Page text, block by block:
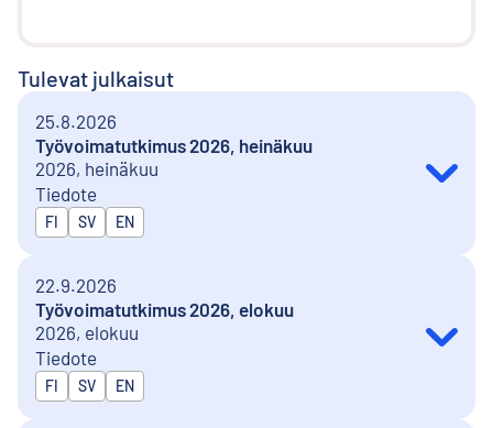
Tulevat julkaisut
25.8.2026
Työvoimatutkimus 2026, heinäkuu
2026, heinäkuu
Tiedote
Julkaistaan kielillä
FI SV EN
22.9.2026
Työvoimatutkimus 2026, elokuu
2026, elokuu
Tiedote
Julkaistaan kielillä
FI SV EN